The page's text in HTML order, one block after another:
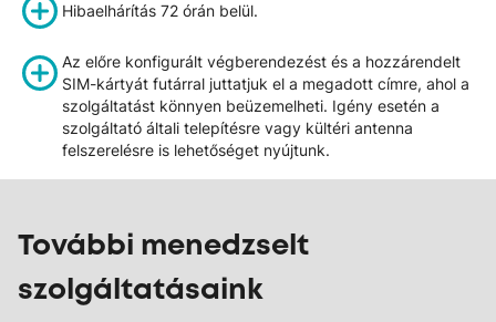
Hibaelhárítás 72 órán belül.
Az előre konfigurált végberendezést és a hozzárendelt
SIM-kártyát futárral juttatjuk el a megadott címre, ahol a
szolgáltatást könnyen beüzemelheti. Igény esetén a
szolgáltató általi telepítésre vagy kültéri antenna
felszerelésre is lehetőséget nyújtunk.
További menedzselt
szolgáltatásaink